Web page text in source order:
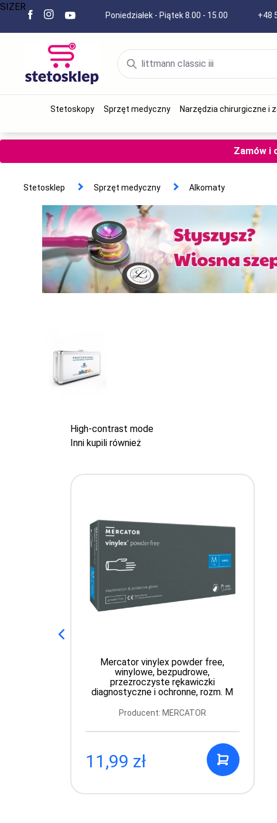
Poniedziałek - Piątek 8.00 - 15.00 +48
Stetoskopy Sprzęt medyczny Narzędzia chirurgiczne i
Zamów i
Stetosklep Sprzęt medyczny Alkomaty
High-contrast mode
Inni kupili również
Mercator vinylex powder free,
winylowe, bezpudrowe,
przezroczyste rękawiczki
diagnostyczne i ochronne, rozm. M
Producent: MERCATOR
11,99 zł
SIZER